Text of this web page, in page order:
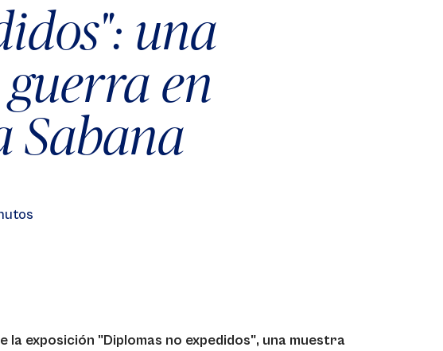
una
en
Sabana
la exposición "Diplomas no expedidos", una muestra